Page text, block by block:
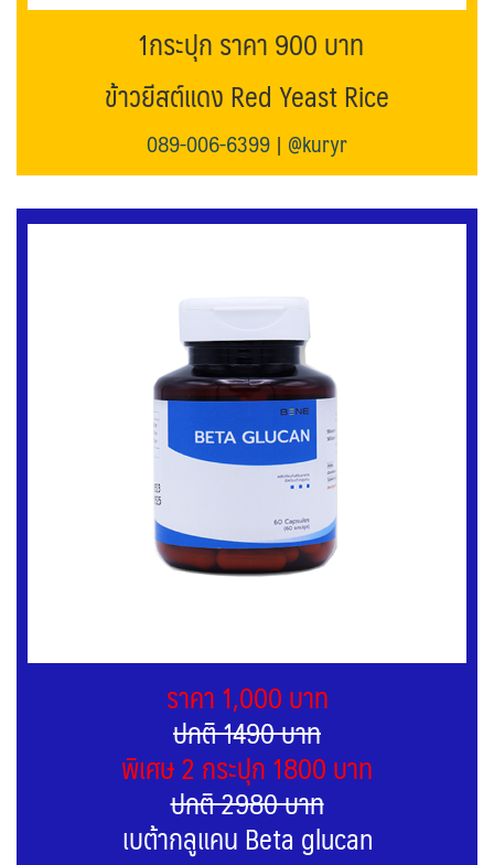
1กระปุก ราคา 900 บาท
ข้าวยีสต์แดง Red Yeast Rice
089-006-6399 | @kuryr
ราคา 1,000 บาท
ปกติ 1490 บาท
พิเศษ 2 กระปุก 1800 บาท
ปกติ 2980 บาท
เบต้ากลูแคน Beta glucan